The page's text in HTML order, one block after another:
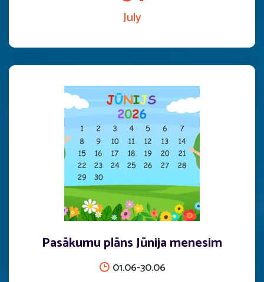
July
Pasākumu plāns Jūnija menesim
01.06-30.06